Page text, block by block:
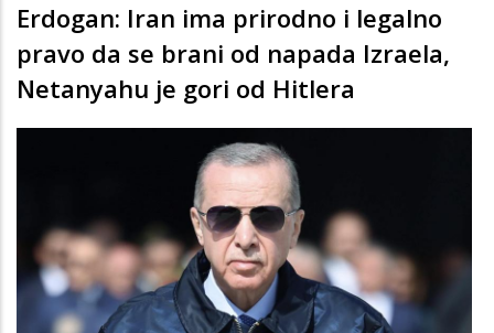
Erdogan: Iran ima prirodno i legalno
pravo da se brani od napada Izraela,
Netanyahu je gori od Hitlera